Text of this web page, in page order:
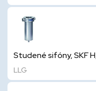
Studené sifóny, SKF
LLG